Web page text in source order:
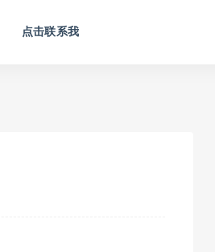
点击联系我